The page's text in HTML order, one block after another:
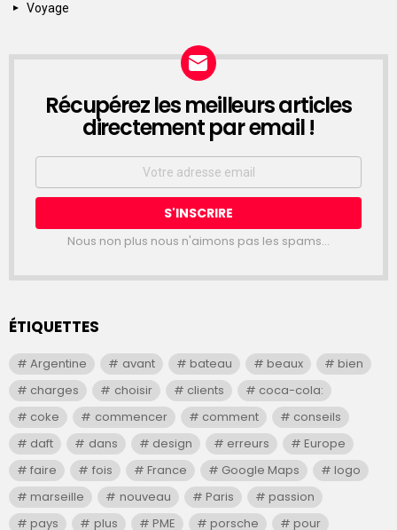
Voyage
NEWSLETTER
Récupérez les meilleurs articles
directement par email !
Email
Nous non plus nous n'aimons pas les spams...
ÉTIQUETTES
Argentine avant bateau beaux
bien
charges
choisir clients
coca-cola:
coke
commencer comment
conseils
daft
dans design erreurs
Europe
faire
fois France Google Maps
logo
marseille
nouveau Paris
passion
pays
plus PME porsche pour